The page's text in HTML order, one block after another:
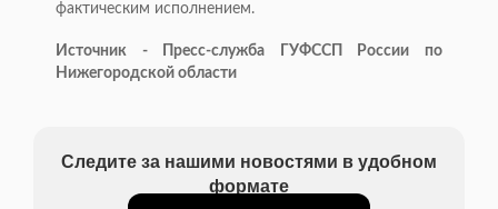
фактическим исполнением.
Источник - Пресс-служба ГУФССП России по
Нижегородской области
Следите за нашими новостями в удобном
формате